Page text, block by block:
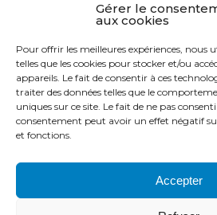
Gérer le
aux cookies
Pour offrir les meilleures expériences, nous
telles que les cookies pour stocker et/ou
appareils. Le fait de consentir à ces
traiter des données telles que le
uniques sur ce site. Le fait de ne pas
consentement peut avoir un effet négatif
et fonctions.
Accepter
415, des Industries
J5Z 4Y8
T. 450.654.1308
F. 450.654.2176
Sans frais : 1.855.333.1308
Inscrivez-vous à notre